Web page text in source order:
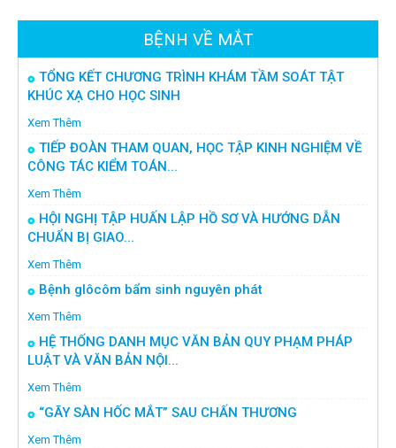
BỆNH VỀ MẮT
TỔNG KẾT CHƯƠNG TRÌNH KHÁM TẦM SOÁT TẬT
KHÚC XẠ CHO HỌC SINH
Xem Thêm
TIẾP ĐOÀN THAM QUAN, HỌC TẬP KINH NGHIỆM VỀ
CÔNG TÁC KIỂM TOÁN...
Xem Thêm
HỘI NGHỊ TẬP HUẤN LẬP HỒ SƠ VÀ HƯỚNG DẪN
CHUẨN BỊ GIAO...
Xem Thêm
Bệnh glôcôm bẩm sinh nguyên phát
Xem Thêm
HỆ THỐNG DANH MỤC VĂN BẢN QUY PHẠM PHÁP
LUẬT VÀ VĂN BẢN NỘI...
Xem Thêm
“GÃY SÀN HỐC MẮT” SAU CHẤN THƯƠNG
Xem Thêm